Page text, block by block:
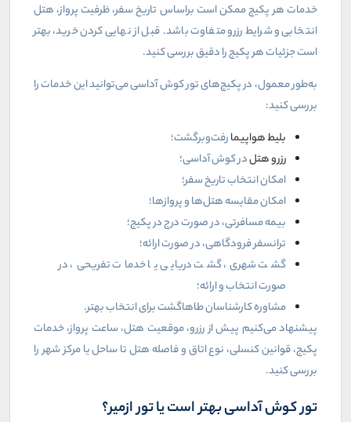
خدمات هر پکیج ممکن است براساس تاریخ سفر، ظرفیت پرواز، هتل
انتخابی و شرایط رزرو متفاوت باشد. قبل از نهایی کردن خرید، بهتر
است جزئیات هر پکیج را دقیق بررسی کنید.
به‌طور معمول، در پکیج‌های تور کوش آداسی می‌توانید این خدمات را
بررسی کنید:
بلیط هواپیمارفت‌وبرگشت؛
رزرو هتلدر کوش آداسی؛
امکان انتخاب تاریخ سفر؛
امکان مقایسه هتل‌ها و پروازها؛
بیمه مسافرتی، در صورت درج در پکیج؛
ترانسفر فرودگاهی، در صورت ارائه؛
گشت شهری، گشت دریایی یا خدمات تفریحی، در
صورت انتخاب و ارائه؛
مشاوره کارشناسان طاهاگشت برای انتخاب بهتر.
پیشنهاد می‌کنیم پیش از رزرو، موقعیت هتل، ساعت پرواز، خدمات
پکیج، قوانین کنسلی، نوع اتاق و فاصله هتل تا ساحل یا مرکز شهر را
بررسی کنید.
تور کوش آداسی بهتر است یا تور ازمیر؟